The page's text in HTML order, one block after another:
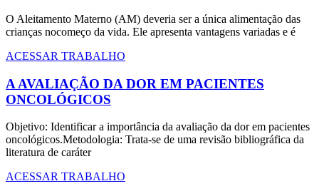
O Aleitamento Materno (AM) deveria ser a única alimentação das
crianças nocomeço da vida. Ele apresenta vantagens variadas e é
ACESSAR TRABALHO
A AVALIAÇÃO DA DOR EM PACIENTES
ONCOLÓGICOS
Objetivo: Identificar a importância da avaliação da dor em pacientes
oncológicos.Metodologia: Trata-se de uma revisão bibliográfica da
literatura de caráter
ACESSAR TRABALHO